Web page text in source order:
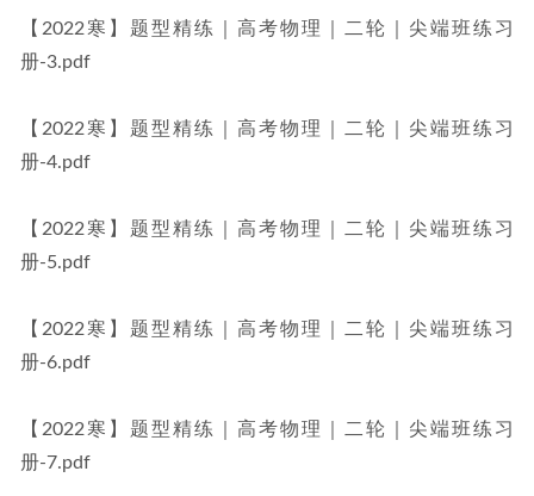
【2022寒】题型精练｜高考物理｜二轮｜尖端班练习
册-3.pdf
【2022寒】题型精练｜高考物理｜二轮｜尖端班练习
册-4.pdf
【2022寒】题型精练｜高考物理｜二轮｜尖端班练习
册-5.pdf
【2022寒】题型精练｜高考物理｜二轮｜尖端班练习
册-6.pdf
【2022寒】题型精练｜高考物理｜二轮｜尖端班练习
册-7.pdf